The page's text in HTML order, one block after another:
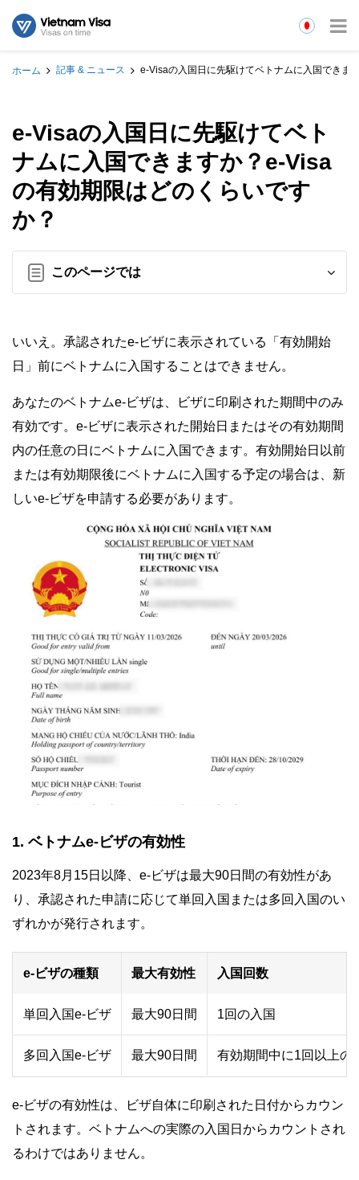
ホーム 記事 & ニュース e-Visaの入国日に先駆けてベトナムに入国できま
e-Visaの入国日に先駆けてベト
ナムに入国できますか？e-Visa
の有効期限はどのくらいです
か？
このページでは
いいえ。承認されたe-ビザに表示されている「有効開始
日」前にベトナムに入国することはできません。
あなたのベトナムe-ビザは、ビザに印刷された期間中のみ
有効です。e-ビザに表示された開始日またはその有効期間
内の任意の日にベトナムに入国できます。有効開始日以前
または有効期限後にベトナムに入国する予定の場合は、新
しいe-ビザを申請する必要があります。
1. ベトナムe-ビザの有効性
2023年8月15日以降、e-ビザは最大90日間の有効性があ
り、承認された申請に応じて単回入国または多回入国のい
ずれかが発行されます。
e-ビザの種類 最大有効性 入国回数
単回入国e-ビザ 最大90日間 1回の入国
多回入国e-ビザ 最大90日間 有効期間中に1回以上の
e-ビザの有効性は、ビザ自体に印刷された日付からカウン
トされます。ベトナムへの実際の入国日からカウントされ
るわけではありません。